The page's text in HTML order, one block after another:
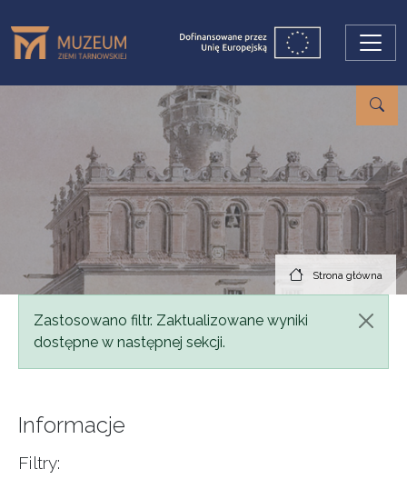
Strona główna
Komunikat
Zastosowano filtr. Zaktualizowane wyniki
dostępne w następnej sekcji.
Informacje
Filtry: